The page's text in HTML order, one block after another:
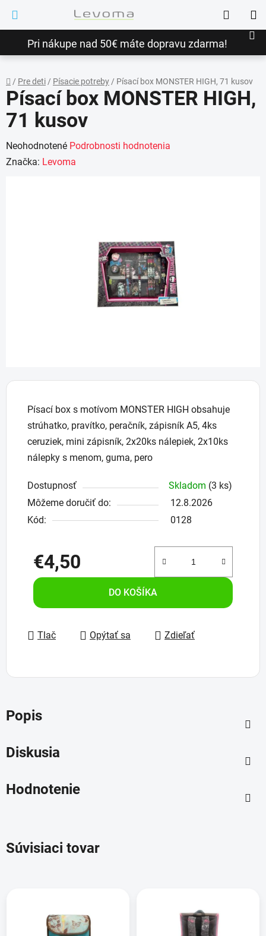
obsah
Pri nákupe nad 50€ máte dopravu zdarma!
Hľadať
Domov
/ Pre deti/ Písacie potreby/ Písací box MONSTER HIGH, 71 kusov
Písací box s motívom MONSTER HIGH obsahuje
strúhatko, pravítko, peračník, zápisník A5, 4ks
ceruziek, mini zápisník, 2x20ks nálepiek, 2x10ks
nálepky s menom, guma, pero
Dostupnosť Skladom (3 ks)
Môžeme doručiť do:
12.8.2026
Kód:
0128
€4,50
Jednotková cena:
DO KOŠÍKA
Tlač Opýtať sa Zdieľať
Písací box MONSTER HIGH,
71 kusov
Priemerné
hodnotenie
Neohodnotené Podrobnosti hodnotenia
Značka: Levoma
Popis
Diskusia
Hodnotenie
Súvisiaci tovar